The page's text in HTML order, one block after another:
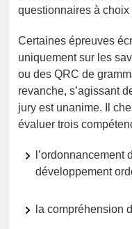
questionnaires à
Certaines épreuves
uniquement sur les
ou des QRC de
revanche, s’agissant
jury est unanime. Il
évaluer trois
l’ordonnancement
développement
la compréhension